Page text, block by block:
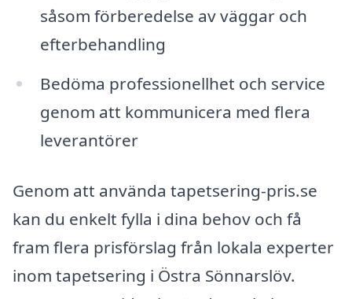
såsom förberedelse av väggar och
efterbehandling
Bedöma professionellhet och service
genom att kommunicera med flera
leverantörer
Genom att använda tapetsering-pris.se
kan du enkelt fylla i dina behov och få
fram flera prisförslag från lokala experter
inom tapetsering i Östra Sönnarslöv.